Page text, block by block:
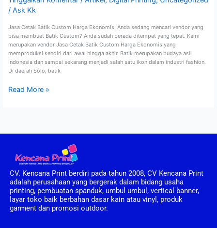
/ Ask Kk
Jasa Cetak Batik Custom Harga Ekonomis. Anda sedang mencari vendor yang
bisa membuat Batik Custom? Anda sudah berada ditempat yang tepat. Kami
merupakan vendor Jasa Cetak Batik Custom Harga Ekonomis yang
memproduksi sendiri dari awal hingga akhir. Batik merupakan budaya asli
Indonesia dan sampai sekarang menjadi salah satu ikon dalam industri fashion.
Di daerah Solo, batik
Read More »
CV. Kencana Print berdiri pada tahun 2008, CV Kencana Print
adalah perusahaan yang bergerak dalam bidang usaha
printing, pembuatan spanduk, umbul umbul, vertical banner,
layar toko baik berbahan dasar kain atau vinyl, produk
garment dan promosi outdoor.